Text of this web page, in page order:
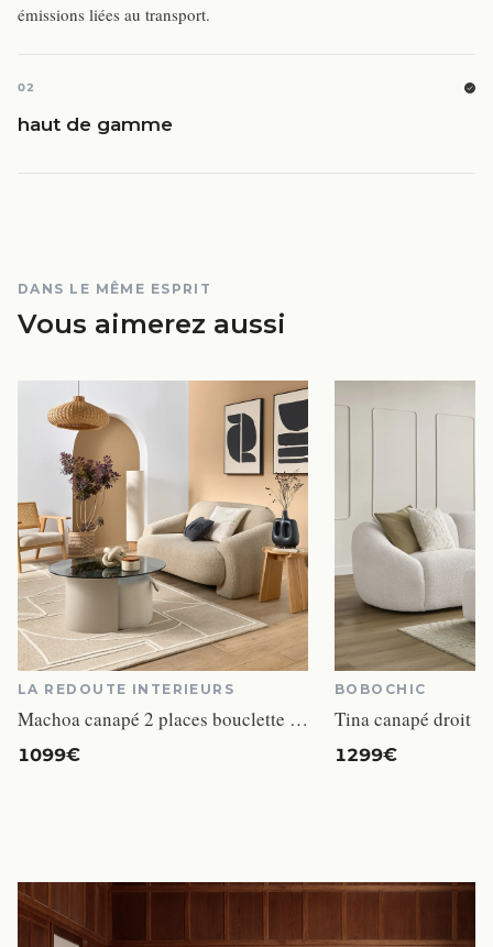
émissions liées au transport.
02
haut de gamme
DANS LE MÊME ESPRIT
Vous aimerez aussi
LA REDOUTE INTERIEURS
Machoa canapé 2 places bouclette beige
1099€
BOBOCHIC
1299€